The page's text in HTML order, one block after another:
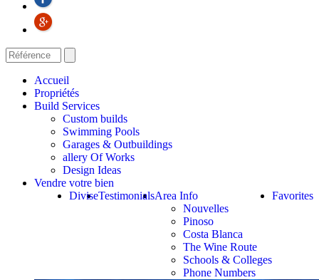
Accueil
Propriétés
Build Services
Custom builds
Swimming Pools
Garages & Outbuildings
allery Of Works
Design Ideas
Vendre votre bien
Favorites
Area Info
Nouvelles
Pinoso
Costa Blanca
The Wine Route
Schools & Colleges
Phone Numbers
Testimonials
Divise